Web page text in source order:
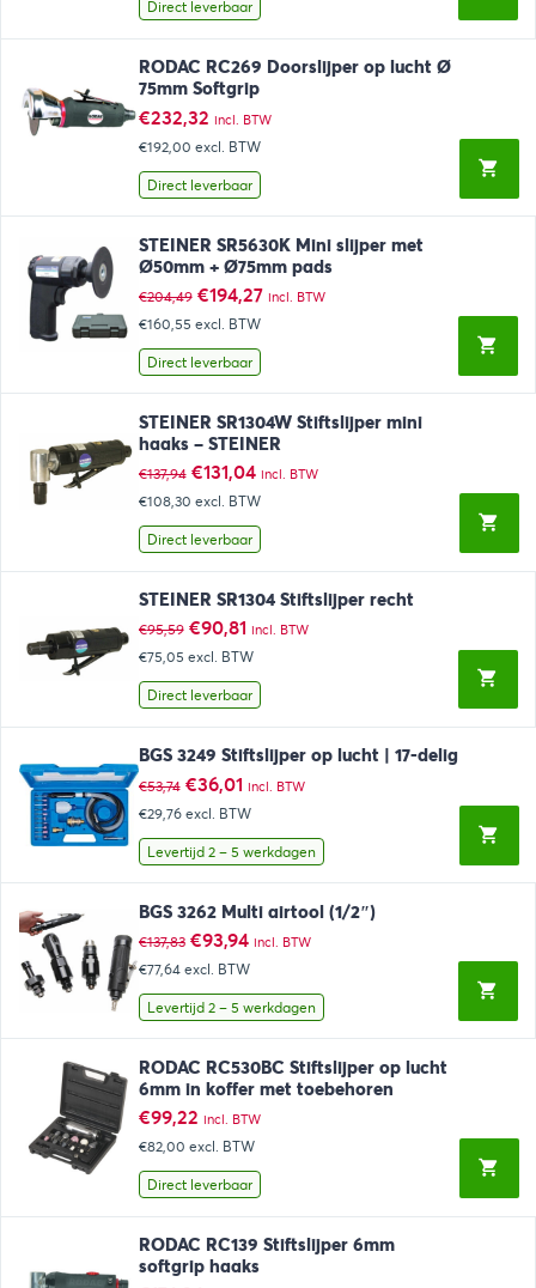
Direct leverbaar
RODAC RC269 Doorslijper op lucht Ø
75mm Softgrip
€232,32 incl. BTW
€192,00 excl. BTW
Direct leverbaar
STEINER SR5630K Mini slijper met
Ø50mm + Ø75mm pads
€204,49 Oorspronkelijke
prijs
was:
€204,49.
€194,27Huidige
incl. BTW
€160,55 excl. BTW
Direct leverbaar
STEINER SR1304W Stiftslijper mini
haaks – STEINER
€137,94 Oorspronkelijke
prijs
was:
€137,94.
€131,04Huidige
prijs
is:
€131,04.
incl. BTW
€108,30 excl. BTW
Direct leverbaar
STEINER SR1304 Stiftslijper recht
€95,59 Oorspronkelijke
prijs
was:
€95,59.
€90,81Huidige
prijs
is:
€90,81.
incl. BTW
€75,05 excl. BTW
Direct leverbaar
BGS 3249 Stiftslijper op lucht | 17-delig
€53,74 Oorspronkelijke
prijs
was:
€53,74.
€36,01Huidige
prijs
is:
€36,01.
incl. BTW
€29,76 excl. BTW
Levertijd 2 – 5 werkdagen
BGS 3262 Multi airtool (1/2″)
€137,83 Oorspronkelijke
prijs
was:
€137,83.
€93,94Huidige
prijs
is:
€93,94.
incl. BTW
€77,64 excl. BTW
Levertijd 2 – 5 werkdagen
RODAC RC530BC Stiftslijper op lucht
6mm in koffer met toebehoren
€99,22 incl. BTW
€82,00 excl. BTW
Direct leverbaar
RODAC RC139 Stiftslijper 6mm
softgrip haaks